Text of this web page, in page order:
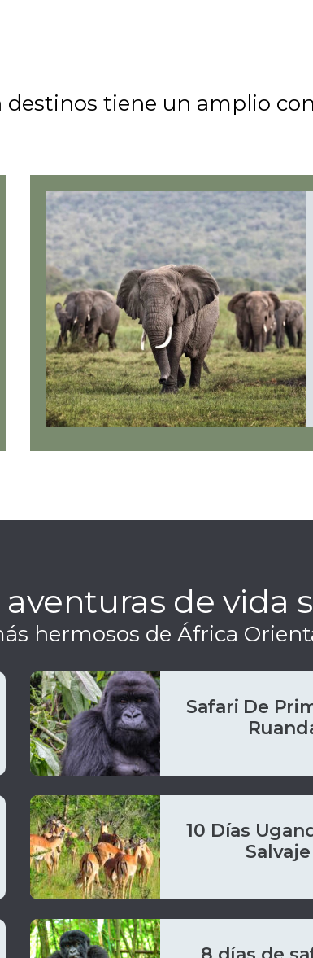
tiene un amplio
de vida
hermosos de África
Safari De
10 Días